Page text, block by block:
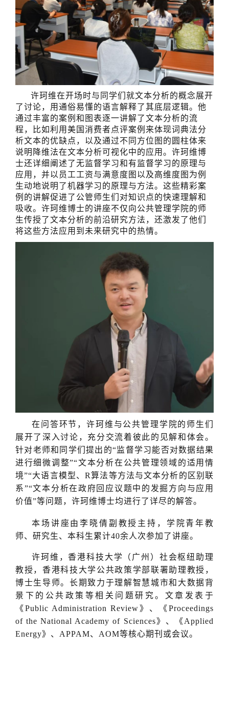
许珂维在开场时与同学们就文本分析的概念展开
了讨论，用通俗易懂的语言解释了其底层逻辑。他
通过丰富的案例和图表逐一讲解了文本分析的流
程，比如利用美国消费者点评案例来体现词典法分
析文本的优缺点，以及通过不同方位图的圆柱体来
说明降维法在文本分析可视化中的应用。许珂维博
士还详细阐述了无监督学习和有监督学习的原理与
应用，并以员工工资与满意度图以及高维度图为例
生动地说明了机器学习的原理与方法。这些精彩案
例的讲解促进了公管师生们对知识点的快速理解和
吸收。许珂维博士的讲座不仅向公共管理学院的师
生传授了文本分析的前沿研究方法，还激发了他们
将这些方法应用到未来研究中的热情。
在问答环节，许珂维与公共管理学院的师生们
展开了深入讨论，充分交流着彼此的见解和体会。
针对老师和同学们提出的“监督学习能否对数据结果
进行细微调整”“文本分析在公共管理领域的适用情
境”“大语言模型、R算法等方法与文本分析的区别联
系”“文本分析在政府回应议题中的发掘方向与应用
价值”等问题，许珂维博士均进行了详尽的解答。
本场讲座由李晓倩副教授主持，学院青年教
师、研究生、本科生累计40余人次参加了讲座。
许珂维，香港科技大学（广州）社会枢纽助理
教授，香港科技大学公共政策学部联署助理教授，
博士生导师。长期致力于理解智慧城市和大数据背
景下的公共政策等相关问题研究。文章发表于
《Public Administration Review》、《Proceedings
of the National Academy of Sciences》、《Applied
Energy》、APPAM、AOM等核心期刊或会议。